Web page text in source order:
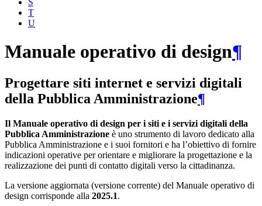
S
T
U
Manuale operativo di design¶
Progettare siti internet e servizi digitali
della Pubblica Amministrazione¶
Il Manuale operativo di design per i siti e i servizi digitali della
Pubblica Amministrazione è uno strumento di lavoro dedicato alla
Pubblica Amministrazione e i suoi fornitori e ha l’obiettivo di fornire
indicazioni operative per orientare e migliorare la progettazione e la
realizzazione dei punti di contatto digitali verso la cittadinanza.
La versione aggiornata (versione corrente) del Manuale operativo di
design corrisponde alla 2025.1.